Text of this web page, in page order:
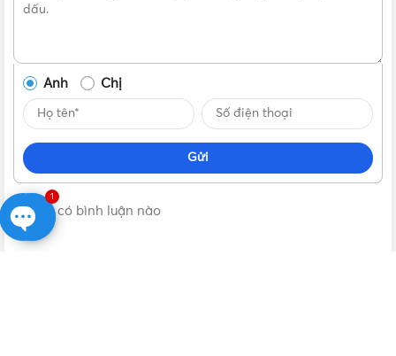
khắt khe mà còn phù hợp với nhu cầu và điều kiện khí hậu
Anh Chị
Gửi
Không có bình luận nào
1